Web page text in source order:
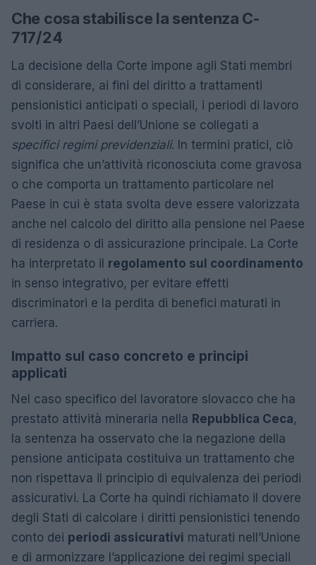
Che cosa stabilisce la sentenza C-
717/24
La decisione della Corte impone agli Stati membri
di considerare, ai fini del diritto a trattamenti
pensionistici anticipati o speciali, i periodi di lavoro
svolti in altri Paesi dell’Unione se collegati a
specifici regimi previdenziali. In termini pratici, ciò
significa che un’attività riconosciuta come gravosa
o che comporta un trattamento particolare nel
Paese in cui è stata svolta deve essere valorizzata
anche nel calcolo del diritto alla pensione nel Paese
di residenza o di assicurazione principale. La Corte
ha interpretato il regolamento sul coordinamento
in senso integrativo, per evitare effetti
discriminatori e la perdita di benefici maturati in
carriera.
Impatto sul caso concreto e principi
applicati
Nel caso specifico del lavoratore slovacco che ha
prestato attività mineraria nella Repubblica Ceca,
la sentenza ha osservato che la negazione della
pensione anticipata costituiva un trattamento che
non rispettava il principio di equivalenza dei periodi
assicurativi. La Corte ha quindi richiamato il dovere
degli Stati di calcolare i diritti pensionistici tenendo
conto dei periodi assicurativi maturati nell’Unione
e di armonizzare l’applicazione dei regimi speciali